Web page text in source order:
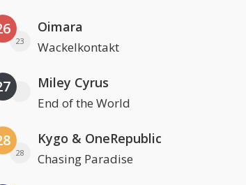
23
Oimara
Wackelkontakt
Miley Cyrus
End of the World
28
Kygo & OneRepublic
Chasing Paradise